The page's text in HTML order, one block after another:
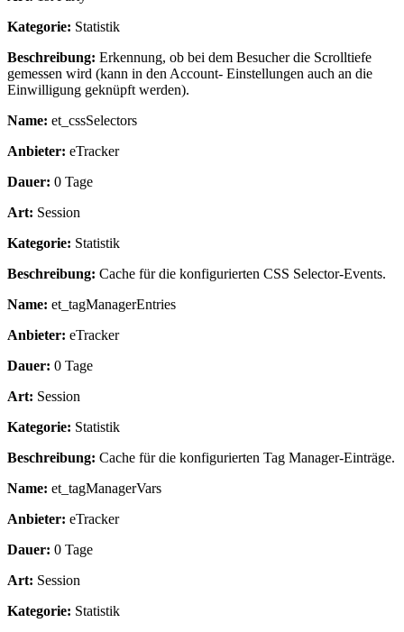
Kategorie: Statistik
Beschreibung: Erkennung, ob bei dem Besucher die Scrolltiefe
gemessen wird (kann in den Account- Einstellungen auch an die
Einwilligung geknüpft werden).
Name: et_cssSelectors
Anbieter: eTracker
Dauer: 0 Tage
Art: Session
Kategorie: Statistik
Beschreibung: Cache für die konfigurierten CSS Selector-Events.
Name: et_tagManagerEntries
Anbieter: eTracker
Dauer: 0 Tage
Art: Session
Kategorie: Statistik
Beschreibung: Cache für die konfigurierten Tag Manager-Einträge.
Name: et_tagManagerVars
Anbieter: eTracker
Dauer: 0 Tage
Art: Session
Kategorie: Statistik